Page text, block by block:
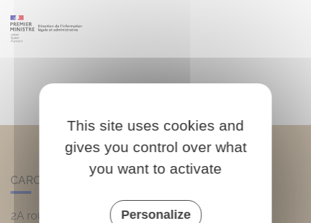
CARCANS
2A route d'Hourtin
This site uses cookies and
gives you control over what
you want to activate
Personalize